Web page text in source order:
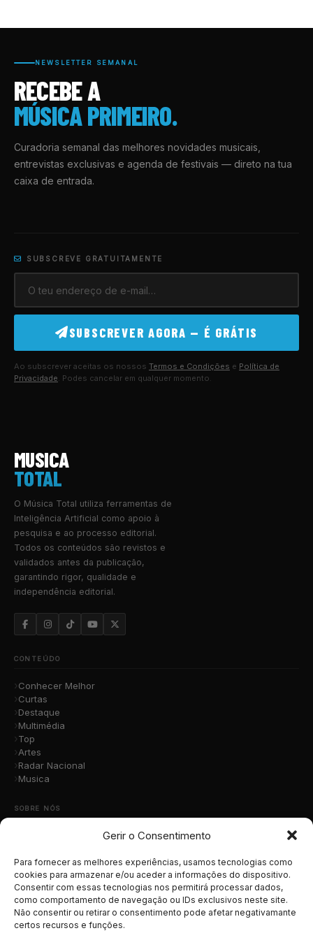
Gerir o Consentimento
Para fornecer as melhores experiências, usamos tecnologias como
cookies para armazenar e/ou aceder a informações do dispositivo.
Consentir com essas tecnologias nos permitirá processar dados,
como comportamento de navegação ou IDs exclusivos neste site.
Não consentir ou retirar o consentimento pode afetar negativamante
certos recursos e funções.
NEWSLETTER SEMANAL
RECEBE A
MÚSICA PRIMEIRO.
Curadoria semanal das melhores novidades musicais,
entrevistas exclusivas e agenda de festivais — direto na tua
caixa de entrada.
SUBSCREVE GRATUITAMENTE
SUBSCREVER AGORA — É GRÁTIS
Ao subscrever aceitas os nossos Termos e Condições e Política de
Privacidade. Podes cancelar em qualquer momento.
MUSICA
TOTAL
O Música Total utiliza ferramentas de
Inteligência Artificial como apoio à
pesquisa e ao processo editorial.
Todos os conteúdos são revistos e
validados antes da publicação,
garantindo rigor, qualidade e
independência editorial.
CONTEÚDO
Conhecer Melhor
Curtas
Destaque
Multimédia
Top
Artes
Radar Nacional
Musica
SOBRE NÓS
Contacto
Submete a Tua Música
Publicidade
Apoiar o Projeto